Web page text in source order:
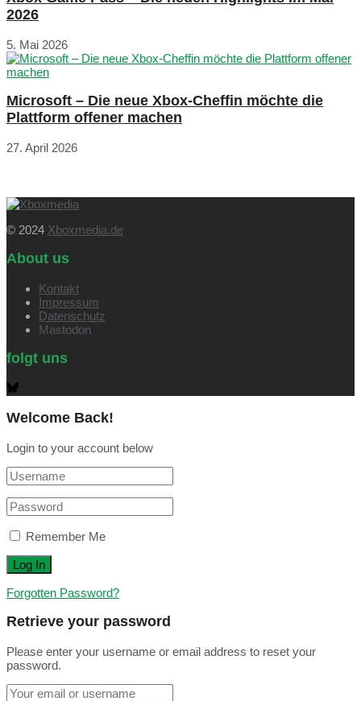
2026
5. Mai 2026
Microsoft – Die neue Xbox-Cheffin möchte die
Plattform offener machen
27. April 2026
© 2024 Xboxmedia.de
About us
Kontakt
Impressum
Datenschutz
Mastodon
folgt uns
Welcome Back!
Login to your account below
Remember Me
Forgotten Password?
Retrieve your password
Please enter your username or email address to reset your
password.